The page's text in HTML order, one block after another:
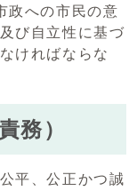
への市民の意
び自立性に基づ
ければならな
務）
平、公正かつ誠